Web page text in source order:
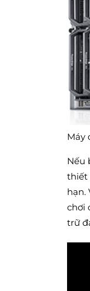
Máy
Nếu
thiết
hạn.
chơi
trữ